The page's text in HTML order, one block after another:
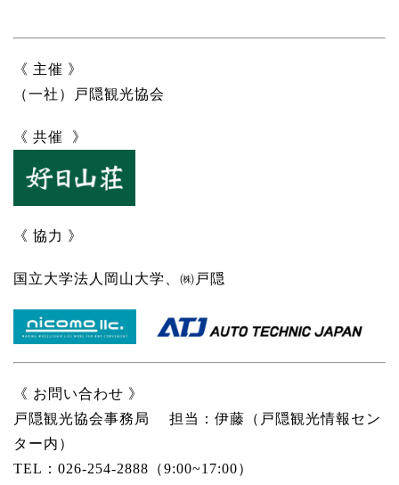
《 主催 》
（一社）戸隠観光協会
《 共催 》
《 協力 》
国立大学法人岡山大学、㈱戸隠
《 お問い合わせ 》
戸隠観光協会事務局 担当：伊藤（戸隠観光情報セン
ター内）
TEL：026-254-2888（9:00~17:00）